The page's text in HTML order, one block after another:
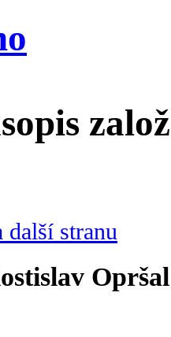
další stranu
Opršal